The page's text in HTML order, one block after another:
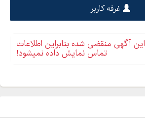
غرفه کاربر
این آگهی منقضی شده بنابراین اطلاعات
تماس نمایش داده نمیشود!